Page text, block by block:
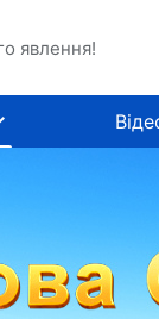
явлення!